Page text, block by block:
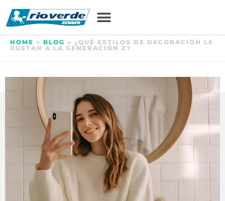
HOME » BLOG » ¿QUÉ ESTILOS DE DECORACIÓN LE
GUSTAN A LA GENERACIÓN Z?